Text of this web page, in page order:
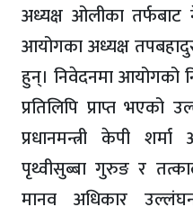
अध्यक्ष ओलीका तर्फबाट
आयोगका अध्यक्ष
हुन्। निवेदनमा आयोगको
प्रतिलिपि प्राप्त
प्रधानमन्त्री केपी शर्मा
पृथ्वीसुब्बा गुरुङ र
मानव अधिकार